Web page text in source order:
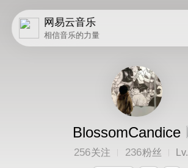
网易云音乐
相信音乐的力量
BlossomCandice
256关注 236粉丝 Lv.